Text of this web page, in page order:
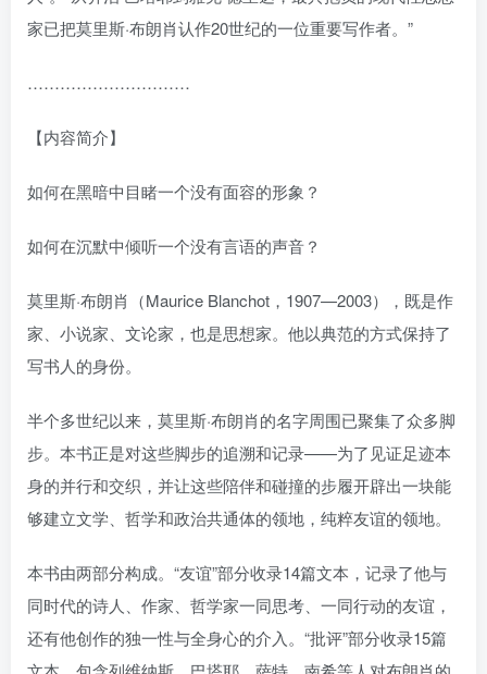
家已把莫里斯·布朗肖认作20世纪的一位重要写作者。”
…………………………
【内容简介】
如何在黑暗中目睹一个没有面容的形象？
如何在沉默中倾听一个没有言语的声音？
莫里斯·布朗肖（Maurice Blanchot，1907—2003），既是作
家、小说家、文论家，也是思想家。他以典范的方式保持了
写书人的身份。
半个多世纪以来，莫里斯·布朗肖的名字周围已聚集了众多脚
步。本书正是对这些脚步的追溯和记录——为了见证足迹本
身的并行和交织，并让这些陪伴和碰撞的步履开辟出一块能
够建立文学、哲学和政治共通体的领地，纯粹友谊的领地。
本书由两部分构成。“友谊”部分收录14篇文本，记录了他与
同时代的诗人、作家、哲学家一同思考、一同行动的友谊，
还有他创作的独一性与全身心的介入。“批评”部分收录15篇